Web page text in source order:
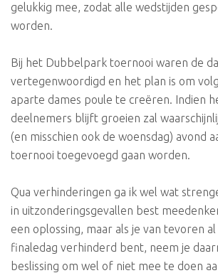
gelukkig mee, zodat alle wedstijden
worden.
Bij het Dubbelpark toernooi waren de
vertegenwoordigd en het plan is om
aparte dames poule te creëren. Indien
deelnemers blijft groeien zal
(en misschien ook de woensdag) avond
toernooi toegevoegd gaan worden.
Qua verhinderingen ga ik wel wat
in uitzonderingsgevallen best
een oplossing, maar als je van tevoren
finaledag verhinderd bent, neem je
beslissing om wel of niet mee te doen